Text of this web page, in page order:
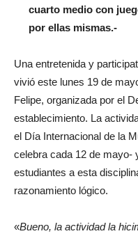
cuarto medio con
por ellas mismas.-
Una entretenida y
vivió este lunes 19 de
Felipe, organizada por el
establecimiento. La
el Día Internacional de la
celebra cada 12 de mayo-
estudiantes a esta
razonamiento lógico.
«Bueno, la actividad la